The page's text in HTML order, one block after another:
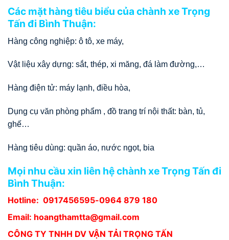
Các mặt hàng tiêu biểu của chành xe Trọng
Tấn đi Bình Thuận:
Hàng công nghiệp: ô tô, xe máy,
Vật liệu xây dựng: sắt, thép, xi măng, đá làm đường,…
Hàng điện tử: máy lạnh, điều hòa,
Dụng cụ văn phòng phẩm , đồ trang trí nội thất: bàn, tủ,
ghế…
Hàng tiêu dùng: quần áo, nước ngọt, bia
Mọi nhu cầu xin liên hệ chành xe Trọng Tấn đi
Bình Thuận:
Hotline: 0917456595-0964 879 180
Email: hoangthamtta@gmail.com
CÔNG TY TNHH DV VẬN TẢI TRỌNG TẤN